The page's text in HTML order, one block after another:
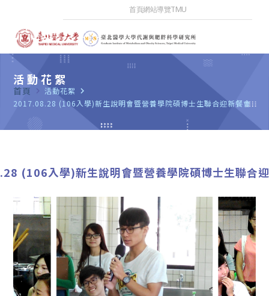
首頁網站導覽TMU
活動花絮
首頁 navigate_next 活動花絮 navigate_next
2017.08.28 (106入學)新生說明會暨營養學院碩博士生聯合迎新餐會
(106入學)新生說明會暨營養學院碩博士生聯合